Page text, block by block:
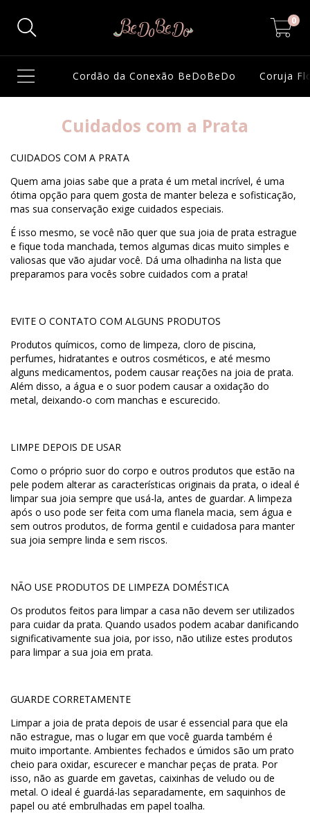
0
Cordão da Conexão BeDoBeDo Coruja
Cuidados com a Prata
CUIDADOS COM A PRATA
Quem ama joias sabe que a prata é um metal incrível, é uma
ótima opção para quem gosta de manter beleza e sofisticação,
mas sua conservação exige cuidados especiais.
É isso mesmo, se você não quer que sua joia de prata estrague
e fique toda manchada, temos algumas dicas muito simples e
valiosas que vão ajudar você. Dá uma olhadinha na lista que
preparamos para vocês sobre cuidados com a prata!
EVITE O CONTATO COM ALGUNS PRODUTOS
Produtos químicos, como de limpeza, cloro de piscina,
perfumes, hidratantes e outros cosméticos, e até mesmo
alguns medicamentos, podem causar reações na joia de prata.
Além disso, a água e o suor podem causar a oxidação do
metal, deixando-o com manchas e escurecido.
LIMPE DEPOIS DE USAR
Como o próprio suor do corpo e outros produtos que estão na
pele podem alterar as características originais da prata, o ideal é
limpar sua joia sempre que usá-la, antes de guardar. A limpeza
após o uso pode ser feita com uma flanela macia, sem água e
sem outros produtos, de forma gentil e cuidadosa para manter
sua joia sempre linda e sem riscos.
NÃO USE PRODUTOS DE LIMPEZA DOMÉSTICA
Os produtos feitos para limpar a casa não devem ser utilizados
para cuidar da prata. Quando usados podem acabar danificando
significativamente sua joia, por isso, não utilize estes produtos
para limpar a sua joia em prata.
GUARDE CORRETAMENTE
Limpar a joia de prata depois de usar é essencial para que ela
não estrague, mas o lugar em que você guarda também é
muito importante. Ambientes fechados e úmidos são um prato
cheio para oxidar, escurecer e manchar peças de prata. Por
isso, não as guarde em gavetas, caixinhas de veludo ou de
metal. O ideal é guardá-las separadamente, em saquinhos de
papel ou até embrulhadas em papel toalha.